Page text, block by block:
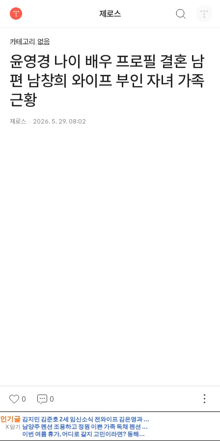
인기글
X 닫기
김지민 김준호 2세 임신소식 전와이프 김은영과 자녀는?
남양주 펜션 조용하고 정원 이쁜 가족 독채 펜션 해드림 단체 펜션 추천
이번 여름 휴가, 어디로 갈지 고민이라면? 동해안 해수욕장 개폐장 일정 지금 바로 확인해 보세요!